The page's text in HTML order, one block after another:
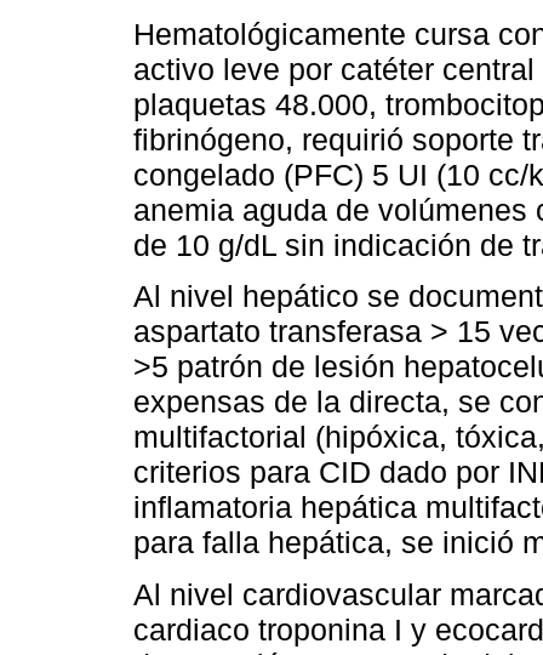
Hematológicamente cursa
activo leve por catéter
plaquetas 48.000,
fibrinógeno, requirió soporte
congelado (PFC) 5 UI (10
anemia aguda de
de 10 g/dL sin indicación de
Al nivel hepático se
aspartato transferasa > 15
>5 patrón de lesión
expensas de la directa, se
multifactorial (hipóxica,
criterios para CID dado por
inflamatoria hepática
para falla hepática, se inició
Al nivel cardiovascular
cardiaco troponina I y